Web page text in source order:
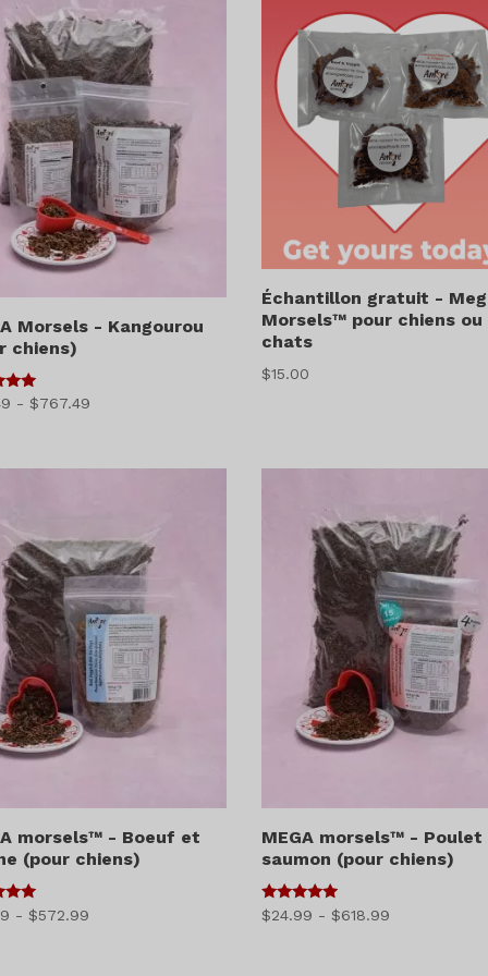
$674.49
Morsels - Kangourou
chiens)
- $767.49
$767.49
Échantillon gratuit -
Morsels™ pour chiens ou
chats
$15.00
morsels™ - Boeuf et
(pour chiens)
- $572.99
MEGA morsels™ -
saumon (pour chiens)
5
sur 5
$24.99 - $618.99